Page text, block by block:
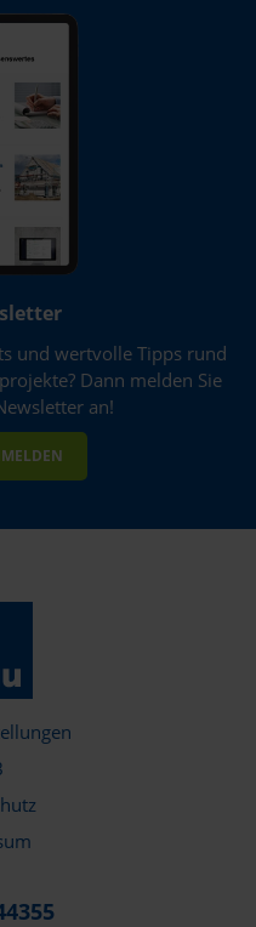
und wertvolle Tipps rund
Dann melden Sie
an!